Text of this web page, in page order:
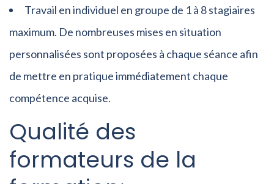
Travail en individuel en groupe de 1 à 8 stagiaires
maximum. De nombreuses mises en situation
personnalisées sont proposées à chaque séance afin
de mettre en pratique immédiatement chaque
compétence acquise.
Qualité des
formateurs de la